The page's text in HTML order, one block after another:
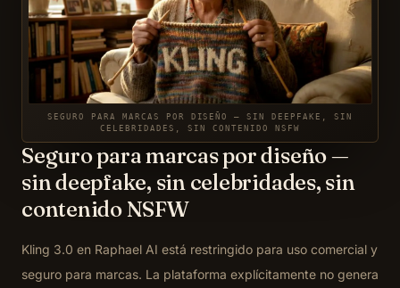
SEGURO PARA MARCAS POR DISEÑO — SIN DEEPFAKE, SIN
CELEBRIDADES, SIN CONTENIDO NSFW
Seguro para marcas por diseño —
sin deepfake, sin celebridades, sin
contenido NSFW
Kling 3.0 en Raphael AI está restringido para uso comercial y
seguro para marcas. La plataforma explícitamente no genera